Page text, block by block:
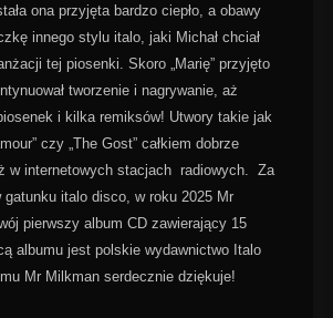
ona przyjęta bardzo ciepło, a obawy
innego stylu italo, jaki Michał chciał
tej piosenki. Skoro „Marię” przyjęto
tworzenie i nagrywanie, aż
i kilka remiksów! Utwory takie jak
czy „The Gost” całkiem dobrze
w internetowych stacjach radiowych. Za
gatunku italo disco, w roku 2025 Mr
pierwszy album CD zawierający 15
albumu jest polskie wydawnictwo Italo
Mr Milkman serdecznie dziękuje!